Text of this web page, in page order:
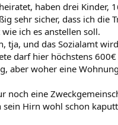
haben drei Kinder,
sehr sicher, dass ich die
ich es anstellen soll.
tja, und das Sozialamt
darf hier höchstens
aber woher eine
noch eine
Hirn wohl schon